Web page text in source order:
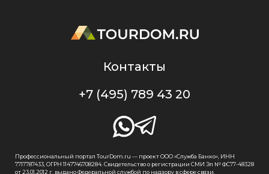
Контакты
+7 (495) 789 43 20
Профессиональный портал TourDom.ru — проект ООО «Служба Банко», ИНН
7717787433, ОГРН 1147746708284. Свидетельство о регистрации СМИ Эл № ФС77-48328
от 23.01.2012 г. выдано Федеральной службой по надзору в сфере связи,